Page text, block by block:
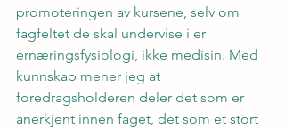
promoteringen av kursene, selv om
fagfeltet de skal undervise i er
ernæringsfysiologi, ikke medisin. Med
kunnskap mener jeg at
foredragsholderen deler det som er
anerkjent innen faget, det som et stort